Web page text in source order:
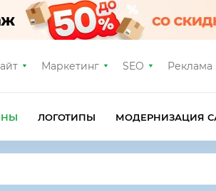
Маркетинг SEO Реклама
ЛОГОТИПЫ МОДЕРНИЗАЦИЯ